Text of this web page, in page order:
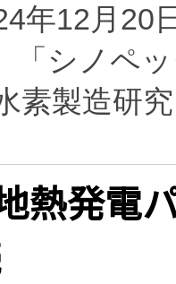
年12月
「シノペ
素製造研
熱発電